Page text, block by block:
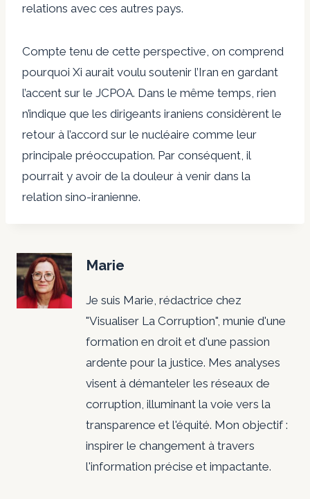
relations avec ces autres pays.
Compte tenu de cette perspective, on comprend
pourquoi Xi aurait voulu soutenir l’Iran en gardant
l’accent sur le JCPOA. Dans le même temps, rien
n’indique que les dirigeants iraniens considèrent le
retour à l’accord sur le nucléaire comme leur
principale préoccupation. Par conséquent, il
pourrait y avoir de la douleur à venir dans la
relation sino-iranienne.
Marie
Je suis Marie, rédactrice chez
"Visualiser La Corruption", munie d'une
formation en droit et d'une passion
ardente pour la justice. Mes analyses
visent à démanteler les réseaux de
corruption, illuminant la voie vers la
transparence et l'équité. Mon objectif :
inspirer le changement à travers
l'information précise et impactante.